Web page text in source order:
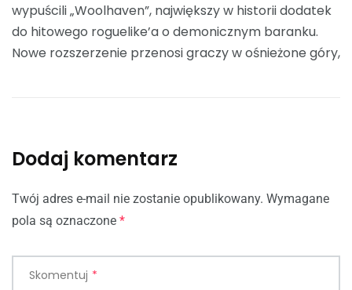
wypuścili „Woolhaven”, największy w historii dodatek
do hitowego roguelike’a o demonicznym baranku.
Nowe rozszerzenie przenosi graczy w ośnieżone góry,
Dodaj komentarz
Twój adres e-mail nie zostanie opublikowany. Wymagane
pola są oznaczone *
Skomentuj *